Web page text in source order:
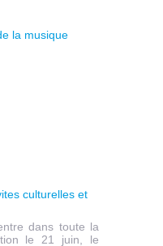
culturelles et
dans toute la
le 21 juin, le